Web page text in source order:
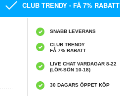
CLUB TRENDY - FÅ 7% RABATT
SNABB LEVERANS
CLUB TRENDY
FÅ 7% RABATT
LIVE CHAT VARDAGAR 8-22
(LÖR-SÖN 10-18)
30 DAGARS ÖPPET KÖP